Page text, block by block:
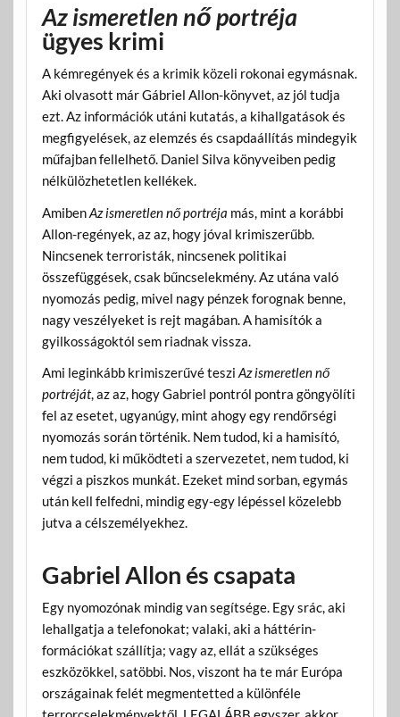
Az ismeretlen nő portréja
ügyes krimi
A kémregények és a krimik közeli rokonai egymásnak.
Aki olvasott már Gábriel Allon-könyvet, az jól tudja
ezt. Az információk utáni kutatás, a kihallgatások és
megfigyelések, az elemzés és csapdaállítás mindegyik
műfajban fellelhető. Daniel Silva könyveiben pedig
nélkülözhetetlen kellékek.
AmibenAz ismeretlen nő portréja más, mint a korábbi
Allon-regények, az az, hogy jóval krimiszerűbb.
Nincsenek terroristák, nincsenek politikai
összefüggések, csak bűncselekmény. Az utána való
nyomozás pedig, mivel nagy pénzek forognak benne,
nagy veszélyeket is rejt magában. A hamisítók a
gyilkosságoktól sem riadnak vissza.
Ami leginkább krimiszerűvé teszi Az ismeretlen nő
portréját, az az, hogy Gabriel pontról pontra göngyölíti
fel az esetet, ugyanúgy, mint ahogy egy rendőrségi
nyomozás során történik. Nem tudod, ki a hamisító,
nem tudod, ki működteti a szervezetet, nem tudod, ki
végzi a piszkos munkát. Ezeket mind sorban, egymás
után kell felfedni, mindig egy-egy lépéssel közelebb
jutva a célszemélyekhez.
Gabriel Allon és csapata
Egy nyomozónak mindig van segítsége. Egy srác, aki
lehallgatja a telefonokat; valaki, aki a háttérin-
formációkat szállítja; vagy az, ellát a szükséges
eszközökkel, satöbbi. Nos, viszont ha te már Európa
országainak felét megmentetted a különféle